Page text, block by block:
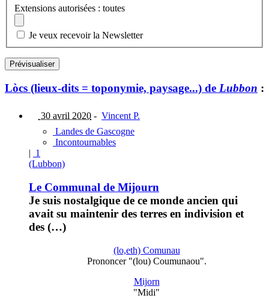
Extensions autorisées : toutes
Je veux recevoir la Newsletter
Lòcs (lieux-dits = toponymie, paysage...) de Lubbon :
30 avril 2020 - Vincent P.
Landes de Gascogne
Incontournables
| 1
(Lubbon)
Le Communal de Mijourn
Je suis nostalgique de ce monde ancien qui
avait su maintenir des terres en indivision et
des (…)
(lo,eth) Comunau
Prononcer "(lou) Coumunaou".
Mijorn
"Midi"